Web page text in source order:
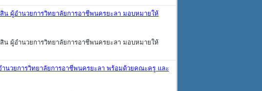
ผู้อำนวยการวิทยาลัยการอาชีพนครยะลา มอบหมายให้
ผู้อำนวยการวิทยาลัยการอาชีพนครยะลา มอบหมายให้
นวยการวิทยาลัยการอาชีพนครยะลา พร้อมด้วยคณะครู และ